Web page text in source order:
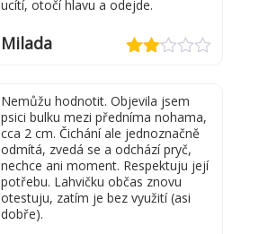
ucítí, otočí hlavu a odejde.
5
Milada
Nemůžu hodnotit. Objevila jsem
psici bulku mezi předníma nohama,
cca 2 cm. Čichání ale jednoznačně
odmítá, zvedá se a odchází pryč,
nechce ani moment. Respektuju její
potřebu. Lahvičku občas znovu
otestuju, zatím je bez využití (asi
dobře).